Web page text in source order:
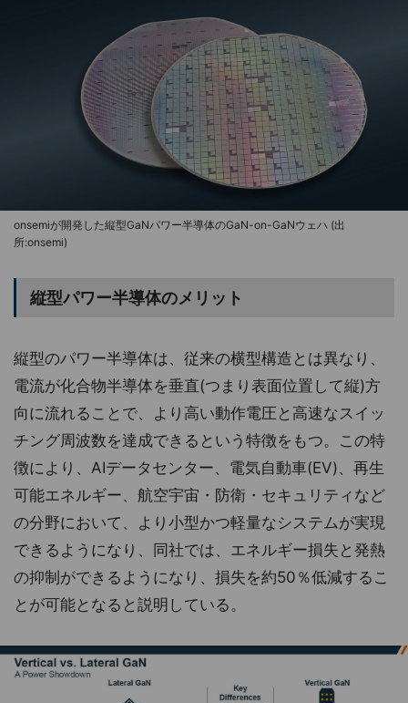
onsemiが開発した縦型GaNパワー半導体のGaN-on-GaNウェハ (出
所:onsemi)
縦型パワー半導体のメリット
縦型のパワー半導体は、従来の横型構造とは異なり、
電流が化合物半導体を垂直(つまり表面位置して縦)方
向に流れることで、より高い動作電圧と高速なスイッ
チング周波数を達成できるという特徴をもつ。この特
徴により、AIデータセンター、電気自動車(EV)、再生
可能エネルギー、航空宇宙・防衛・セキュリティなど
の分野において、より小型かつ軽量なシステムが実現
できるようになり、同社では、エネルギー損失と発熱
の抑制ができるようになり、損失を約50％低減するこ
とが可能となると説明している。